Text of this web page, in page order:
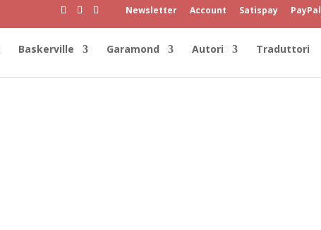
Newsletter Account Satispay PayPal
Baskerville Garamond Autori Traduttori